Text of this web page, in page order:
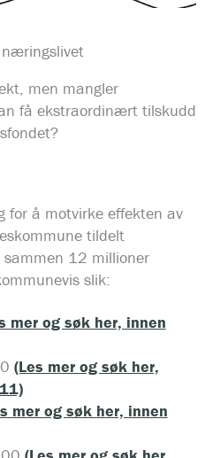
men mangler
få ekstraordinært tilskudd
for å motvirke effekten av
tildelt
12 millioner
slik:
mer og søk her, innen
(Les mer og søk her,
mer og søk her, innen